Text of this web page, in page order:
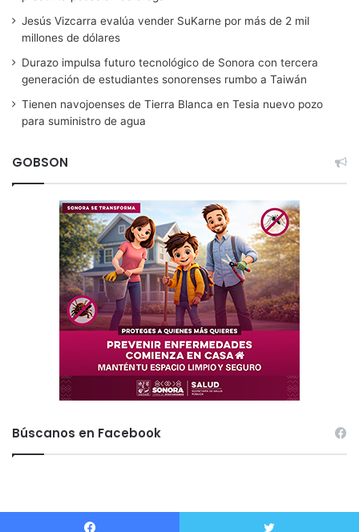
Jesús Vizcarra evalúa vender SuKarne por más de 2 mil
millones de dólares
Durazo impulsa futuro tecnológico de Sonora con tercera
generación de estudiantes sonorenses rumbo a Taiwán
Tienen navojoenses de Tierra Blanca en Tesia nuevo pozo
para suministro de agua
GOBSON
Búscanos en Facebook